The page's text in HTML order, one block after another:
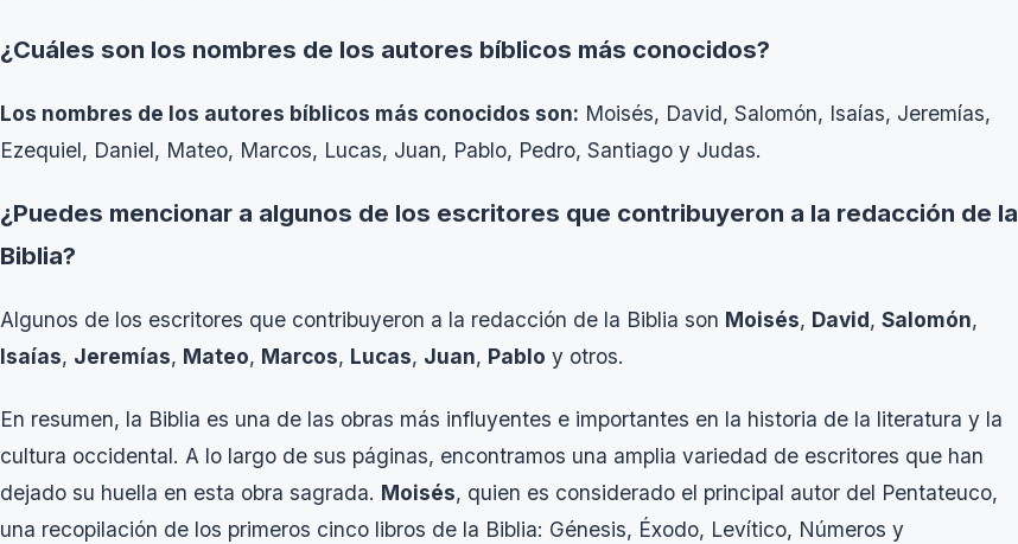
¿Cuáles son los nombres de los autores bíblicos más conocidos?
Los nombres de los autores bíblicos más conocidos son: Moisés, David, Salomón, Isaías, Jeremías,
Ezequiel, Daniel, Mateo, Marcos, Lucas, Juan, Pablo, Pedro, Santiago y Judas.
¿Puedes mencionar a algunos de los escritores que contribuyeron a la redacción de la
Biblia?
Algunos de los escritores que contribuyeron a la redacción de la Biblia son Moisés, David, Salomón,
Isaías, Jeremías, Mateo, Marcos, Lucas, Juan, Pablo y otros.
En resumen, la Biblia es una de las obras más influyentes e importantes en la historia de la literatura y la
cultura occidental. A lo largo de sus páginas, encontramos una amplia variedad de escritores que han
dejado su huella en esta obra sagrada. Moisés, quien es considerado el principal autor del Pentateuco,
una recopilación de los primeros cinco libros de la Biblia: Génesis, Éxodo, Levítico, Números y